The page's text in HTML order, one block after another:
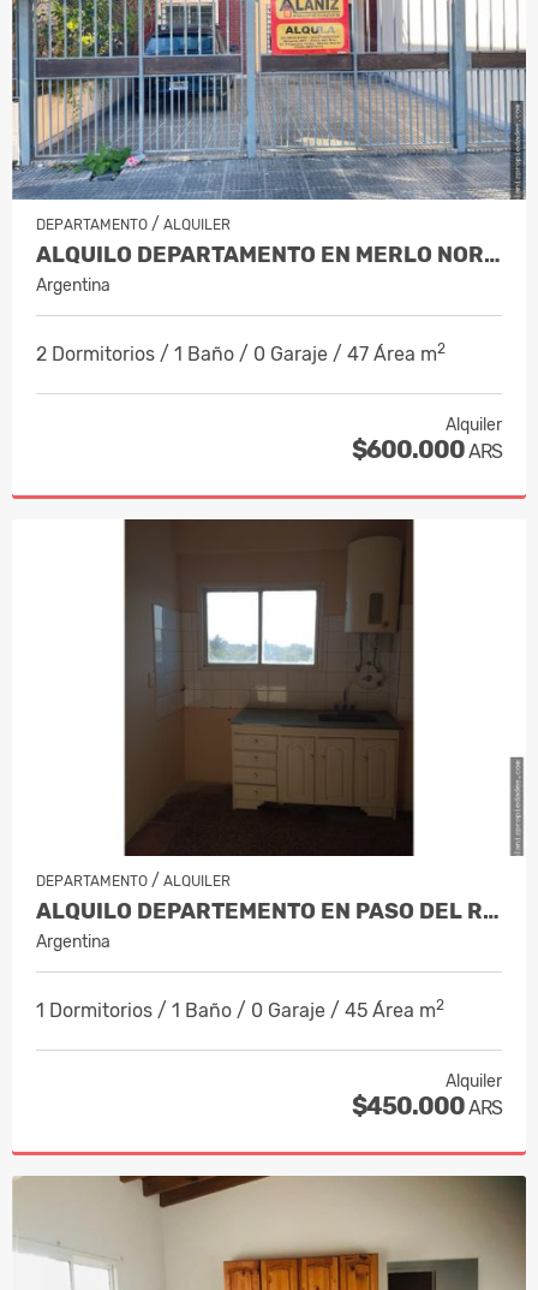
DEPARTAMENTO / ALQUILER
ALQUILO DEPARTAMENTO EN MERLO NORTE S…
Argentina
2 Dormitorios / 1 Baño / 0 Garaje / 47 Área m2
Alquiler
$600.000ARS
DEPARTAMENTO / ALQUILER
ALQUILO DEPARTEMENTO EN PASO DEL REY…
Argentina
1 Dormitorios / 1 Baño / 0 Garaje / 45 Área m2
Alquiler
$450.000ARS